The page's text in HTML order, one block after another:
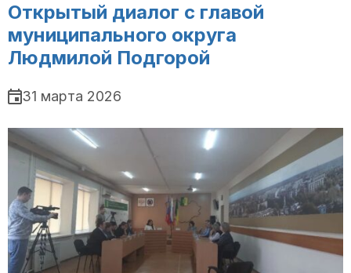
Открытый диалог с главой
муниципального округа
Людмилой Подгорой
31 марта 2026